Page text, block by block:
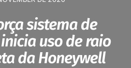
sistema de
uso de raio
da Honeywell